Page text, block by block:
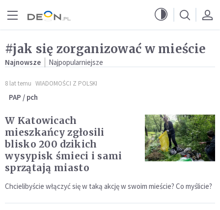
#jak się zorganizować w mieście
Najnowsze Najpopularniejsze
8 lat temu WIADOMOŚCI Z POLSKI
PAP / pch
W Katowicach
mieszkańcy zgłosili
blisko 200 dzikich
wysypisk śmieci i sami
sprzątają miasto
Chcielibyście włączyć się w taką akcję w swoim mieście? Co myślicie?